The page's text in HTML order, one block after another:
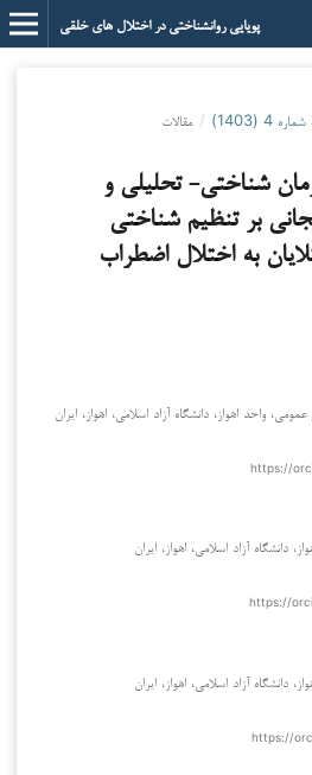
پویایی روانشناختی در اختلال های خلقی
/ مقالات
شناختی- تحلیلی و
بر تنظیم شناختی
به اختلال اضطراب
واحد اهواز، دانشگاه آزاد اسلامی، اهواز، ایران
https://
دانشگاه آزاد اسلامی، اهواز، ایران
https://
دانشگاه آزاد اسلامی، اهواز، ایران
https://